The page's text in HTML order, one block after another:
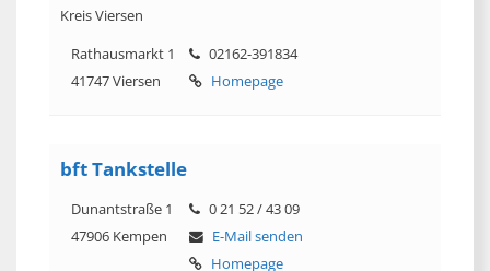
Kreis Viersen
Rathausmarkt 1
41747 Viersen
02162-391834
Homepage
bft Tankstelle
Dunantstraße 1
47906 Kempen
0 21 52 / 43 09
E-Mail senden
Homepage